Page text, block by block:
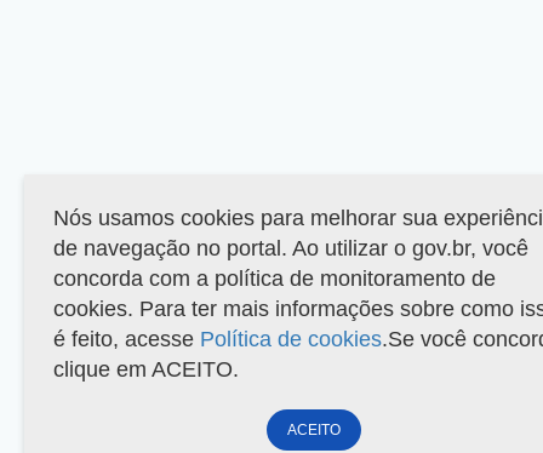
Nós usamos cookies para melhorar sua
de navegação no portal. Ao utilizar o gov.br, você
concorda com a política de monitoramento de
cookies. Para ter mais informações sobre como
é feito, acesse Política de cookies.Se você
clique em ACEITO.
ACEITO